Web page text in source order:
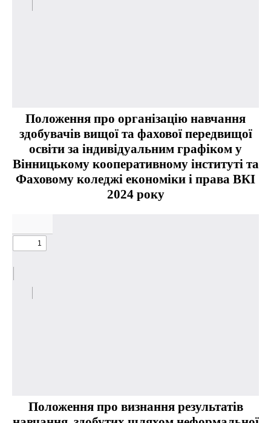
Положення про організацію навчання
здобувачів вищої та фахової передвищої
освіти за індивідуальним графіком у
Вінницькому кооперативному інституті та
Фаховому коледжі економіки і права ВКІ
2024 року
Положення про визнання результатів